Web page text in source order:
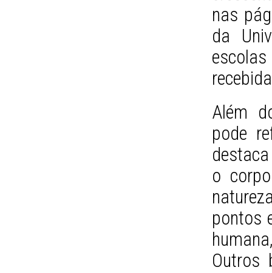
nas
da
Além
pode
o
pontos
Outros